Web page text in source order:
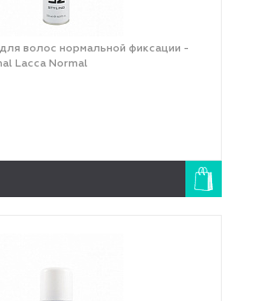
волос нормальной фиксации -
Lacca Normal